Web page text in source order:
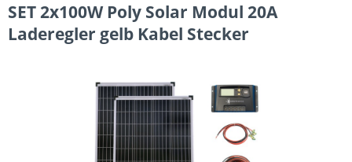
SET 2x100W Poly Solar Modul 20A
Laderegler gelb Kabel Stecker